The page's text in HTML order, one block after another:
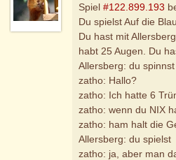
Spiel#122.899.193
Du spielst Auf die
Du hast mit
habt 25 Augen. Du
Allersberg: du spinnst
zatho: Hallo?
zatho: Ich hatte 6
zatho: wenn du NIX
zatho: ham halt die
Allersberg: du spielst
zatho: ja, aber man